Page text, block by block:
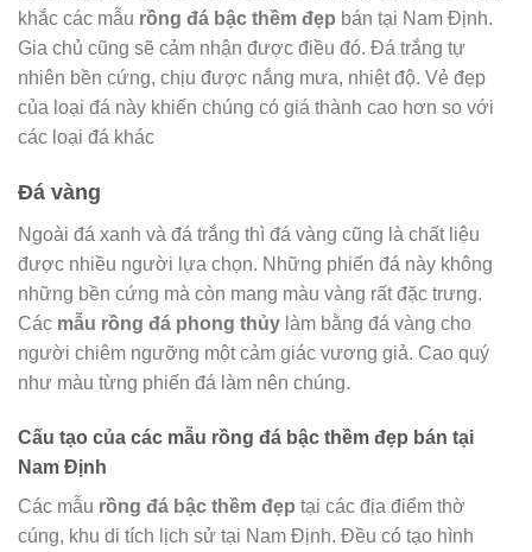
khắc các mẫu rồng đá bậc thềm đẹp bán tại Nam Định.
Gia chủ cũng sẽ cảm nhận được điều đó. Đá trắng tự
nhiên bền cứng, chịu được nắng mưa, nhiệt độ. Vẻ đẹp
của loại đá này khiến chúng có giá thành cao hơn so với
các loại đá khác
Đá vàng
Ngoài đá xanh và đá trắng thì đá vàng cũng là chất liệu
được nhiều người lựa chọn. Những phiến đá này không
những bền cứng mà còn mang màu vàng rất đặc trưng.
Các mẫu rồng đá phong thủy làm bằng đá vàng cho
người chiêm ngưỡng một cảm giác vương giả. Cao quý
như màu từng phiến đá làm nên chúng.
Cấu tạo của các mẫu rồng đá bậc thềm đẹp bán tại
Nam Định
Các mẫu rồng đá bậc thềm đẹp tại các địa điểm thờ
cúng, khu di tích lịch sử tại Nam Định. Đều có tạo hình